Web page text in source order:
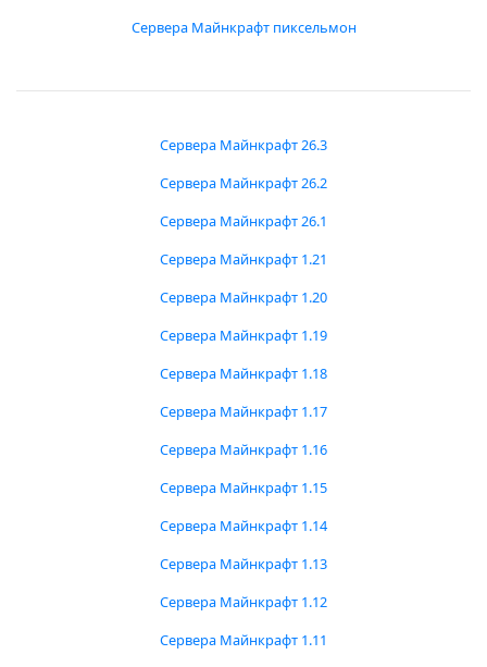
Сервера Майнкрафт пиксельмон
Сервера Майнкрафт 26.3
Сервера Майнкрафт 26.2
Сервера Майнкрафт 26.1
Сервера Майнкрафт 1.21
Сервера Майнкрафт 1.20
Сервера Майнкрафт 1.19
Сервера Майнкрафт 1.18
Сервера Майнкрафт 1.17
Сервера Майнкрафт 1.16
Сервера Майнкрафт 1.15
Сервера Майнкрафт 1.14
Сервера Майнкрафт 1.13
Сервера Майнкрафт 1.12
Сервера Майнкрафт 1.11